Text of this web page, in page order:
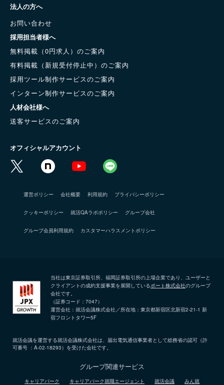
法人の方へ
お問い合わせ
採用担当者様へ
無料掲載（0円求人）のご案内
有料掲載（新規受付停止中）のご案内
採用ツール制作サービスのご案内
インターン制作サービスのご案内
人材会社様へ
送客サービスのご案内
オフィシャルアカウント
運営ポリシー 会社概要 利用規約 プライバシーポリシー
クッキーポリシー 就活QAラボポリシー グループ会社
グループ会員利用規約 カスタマーハラスメントポリシー
当社は東京証券取引所、福岡証券取引所の上場企業であり、ユーザーと
クライアントの成約支援事業を展開しているポート株式会社のグループ
会社です。
（証券コード：7047）
運営会社：就活会議株式会社／所在地：東京都新宿区北新宿2-21-1 新
宿フロントタワー5F
就活会議を運営する就活会議株式会社は、届出電気通信事業者として総務省の認可（許
可番号 ：A-02-18293）を受けた会社です。